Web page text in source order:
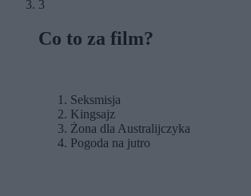
3
Co to za film?
Seksmisja
Kingsajz
Żona dla Australijczyka
Pogoda na jutro